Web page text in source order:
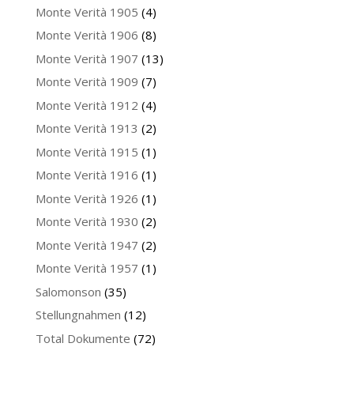
Monte Verità 1905 (4)
Monte Verità 1906 (8)
Monte Verità 1907 (13)
Monte Verità 1909 (7)
Monte Verità 1912 (4)
Monte Verità 1913 (2)
Monte Verità 1915 (1)
Monte Verità 1916 (1)
Monte Verità 1926 (1)
Monte Verità 1930 (2)
Monte Verità 1947 (2)
Monte Verità 1957 (1)
Salomonson (35)
Stellungnahmen (12)
Total Dokumente (72)